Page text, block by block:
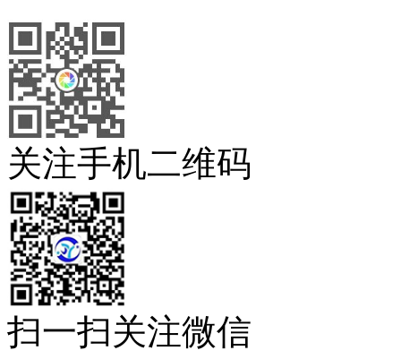
关注手机二维码
扫一扫关注微信